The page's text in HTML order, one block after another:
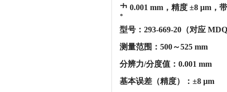
力 0.001 mm，精度 ±8 μm，
。‌‌
型号‌：293-669-20（对应
‌测量范围‌：‌500～525 mm‌
‌分辨力/分度值‌：‌0.001 mm‌
‌基本误差（精度）‌：‌±8 μm‌